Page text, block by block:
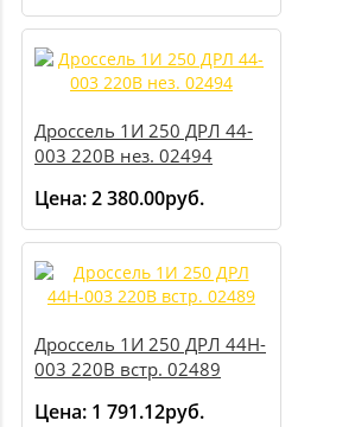
Дроссель 1И 250 ДРЛ 44-
003 220В нез. 02494
Цена:2 380.00руб.
Дроссель 1И 250 ДРЛ 44H-
003 220В встр. 02489
Цена: 1 791.12руб.